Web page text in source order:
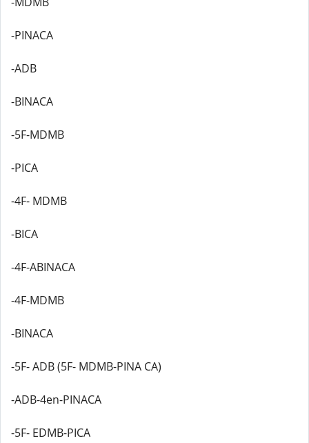
-PINACA
-ADB
-BINACA
-5F-MDMB
-PICA
-4F- MDMB
-BICA
-4F-ABINACA
-4F-MDMB
-BINACA
-5F- ADB (5F- MDMB-PINA CA)
-ADB-4en-PINACA
-5F- EDMB-PICA